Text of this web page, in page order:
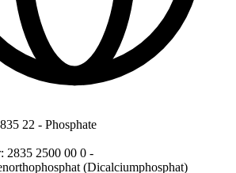
22 - Phosphate
: 2835 2500 00 0 -
(Dicalciumphosphat)